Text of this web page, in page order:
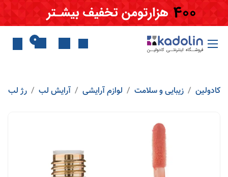
Skip to Content
0
کادولین زیبایی و سلامت لوازم آرایشی آرایش لب رژ لب